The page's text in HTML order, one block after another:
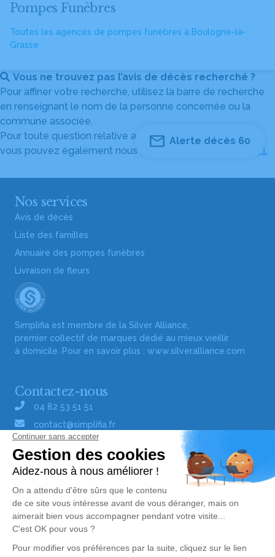
Pompes Funèbres
Toutes les agences de pompes funèbres à Boulogne-la-
Grasse
Vous ne trouvez pas l’avis de décès recherché ?
Pour affiner votre recherche, utilisez la barre de recherche
en renseignant le nom de la personne concernée ou la
commune associée.
Pour toute question relative au fonctionnement du site,
vous pouvez également nous contacter au
04 82 53 51 51.
Alerte décès 60
Nos services
Avis de décès
Liste des familles
Annuaire des pompes funèbres
Livraison de fleurs
Simplifia est membre de la Silver Alliance,
premier collectif de marques dédié au mieux vieillir
à domicile. Pour en savoir plus : www.silveralliance.com
Contactez-nous
04 82 53 51 51
contact@simplifia.fr
Réseaux sociaux
Liens utiles
Publier un avis de décès
Signaler un abus/une erreur